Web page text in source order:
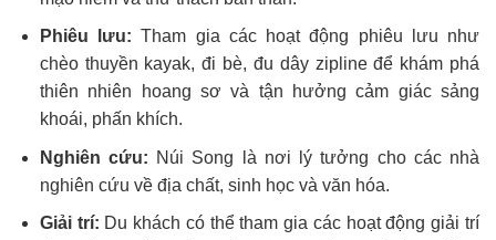
Phiêu lưu: Tham gia các hoạt động phiêu lưu như
chèo thuyền kayak, đi bè, đu dây zipline để khám phá
thiên nhiên hoang sơ và tận hưởng cảm giác sảng
khoái, phấn khích.
Nghiên cứu: Núi Song là nơi lý tưởng cho các nhà
nghiên cứu về địa chất, sinh học và văn hóa.
Giải trí: Du khách có thể tham gia các hoạt động giải trí